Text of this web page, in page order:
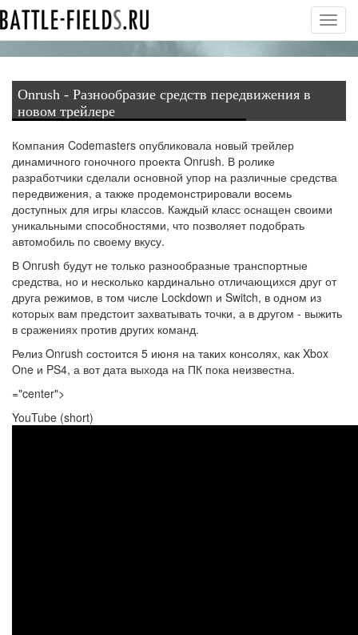
Onrush - Разнообразие средств передвижения в
новом трейлере
Компания Codemasters опубликовала новый трейлер
динамичного гоночного проекта Onrush. В ролике
разработчики сделали основной упор на различные средства
передвижения, а также продемонстрировали восемь
доступных для игры классов. Каждый класс оснащен своими
уникальными способностями, что позволяет подобрать
автомобиль по своему вкусу.
В Onrush будут не только разнообразные транспортные
средства, но и несколько кардинально отличающихся друг от
друга режимов, в том числе Lockdown и Switch, в одном из
которых вам предстоит захватывать точки, а в другом - выжить
в сражениях против других команд.
Релиз Onrush состоится 5 июня на таких консолях, как Xbox
One и PS4, а вот дата выхода на ПК пока неизвестна.
="center">
YouTube (short)